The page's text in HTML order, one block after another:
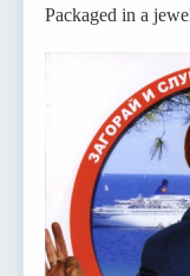
Packaged in a